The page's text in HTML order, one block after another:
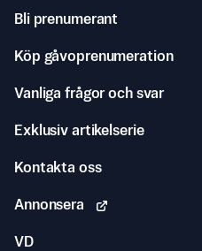
Bli prenumerant
Köp gåvoprenumeration
Vanliga frågor och svar
Exklusiv artikelserie
Kontakta oss
Annonsera
VD